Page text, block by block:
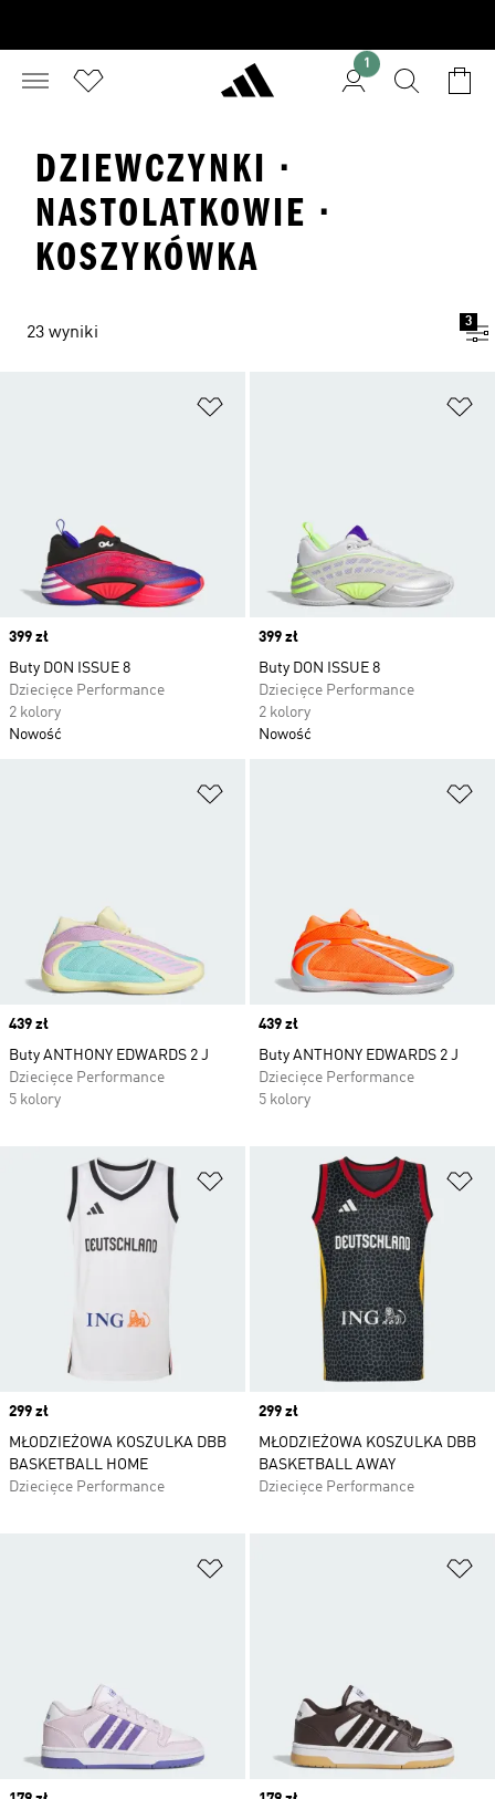
1
DZIEWCZYNKI ·
NASTOLATKOWIE ·
KOSZYKÓWKA
23 wyniki
3
Price
399 zł
Buty DON ISSUE 8
Dziecięce Performance
2 kolory
Nowość
Price
399 zł
Buty DON ISSUE 8
Dziecięce Performance
2 kolory
Nowość
Price
439 zł
Buty ANTHONY EDWARDS 2 J
Dziecięce Performance
5 kolory
Price
439 zł
Buty ANTHONY EDWARDS 2 J
Dziecięce Performance
5 kolory
Dodaj do listy życzeń
Price
299 zł
MŁODZIEŻOWA KOSZULKA DBB
BASKETBALL HOME
Dziecięce Performance
Price
299 zł
MŁODZIEŻOWA KOSZULKA DBB
BASKETBALL AWAY
Dziecięce Performance